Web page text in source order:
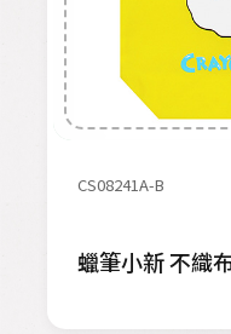
CS08241A-B
蠟筆小新 不織